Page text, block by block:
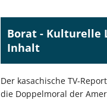
Borat - Kulturelle
Inhalt
Der kasachische TV-
die Doppelmoral der